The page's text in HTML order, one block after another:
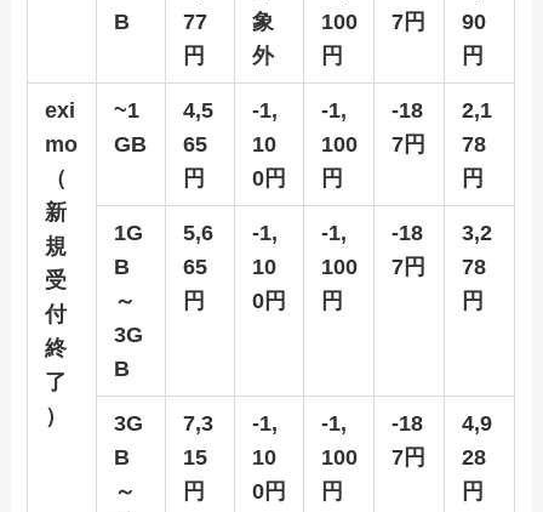
B
77
円
象
外
100
円
7円
90
円
exi
mo
（
新
規
受
付
終
了
）
~1
GB
4,5
65
円
-1,
10
0円
-1,
100
円
-18
7円
2,1
78
円
1G
B
～
3G
B
5,6
65
円
-1,
10
0円
-1,
100
円
-18
7円
3,2
78
円
3G
B
～
7,3
15
円
-1,
10
0円
-1,
100
円
-18
7円
4,9
28
円